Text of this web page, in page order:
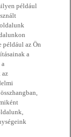
például
például az Ön
a
az